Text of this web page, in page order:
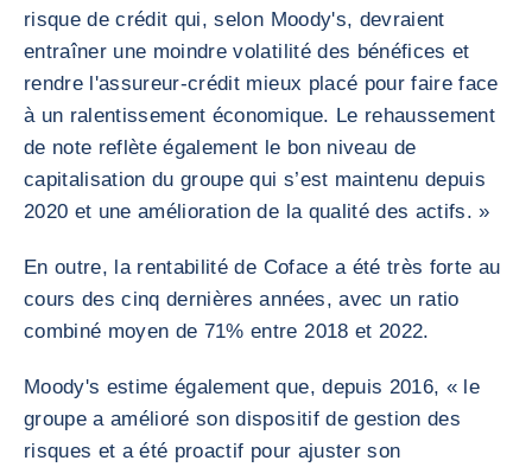
risque de crédit qui, selon Moody's, devraient
entraîner une moindre volatilité des bénéfices et
rendre l'assureur-crédit mieux placé pour faire face
à un ralentissement économique. Le rehaussement
de note reflète également le bon niveau de
capitalisation du groupe qui s’est maintenu depuis
2020 et une amélioration de la qualité des actifs. »
En outre, la rentabilité de Coface a été très forte au
cours des cinq dernières années, avec un ratio
combiné moyen de 71% entre 2018 et 2022.
Moody's estime également que, depuis 2016, « le
groupe a amélioré son dispositif de gestion des
risques et a été proactif pour ajuster son